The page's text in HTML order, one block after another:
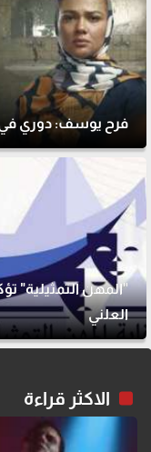
فرح يوسف: دوري في
"المهن التمثيلية"
العلني
الاكثر قراءة